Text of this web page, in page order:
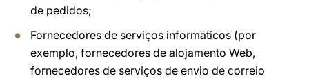
de pedidos;
Fornecedores de serviços informáticos (por
exemplo, fornecedores de alojamento Web,
fornecedores de serviços de envio de correio